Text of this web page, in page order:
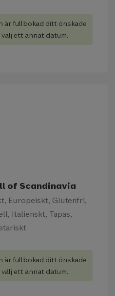
är fullbokad ditt önskade
välj ett annat datum.
of Scandinavia
Europeiskt, Glutenfri,
Italienskt, Tapas,
är fullbokad ditt önskade
välj ett annat datum.